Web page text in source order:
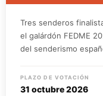
Tres senderos
el galárdón FEDME
del senderismo
PLAZO DE VOTACIÓN
31 octubre 2026